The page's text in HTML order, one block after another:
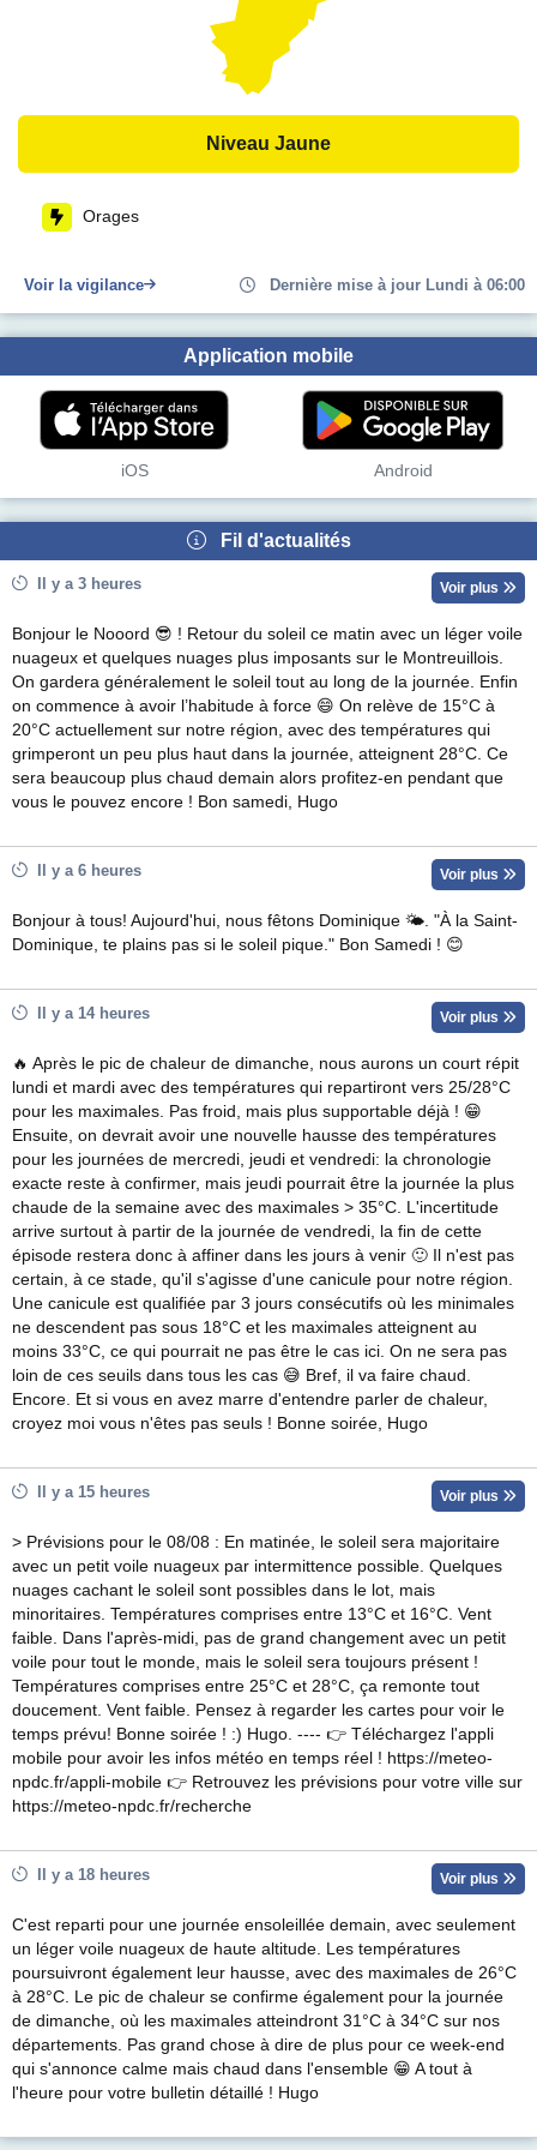
Niveau Jaune
Orages
Voir la vigilance Dernière mise à jour Lundi à 06:00
Application mobile
iOS Android
Fil d'actualités
Il y a 3 heures Voir plus
Bonjour le Nooord 😎 ! Retour du soleil ce matin avec un léger voile
nuageux et quelques nuages plus imposants sur le Montreuillois.
On gardera généralement le soleil tout au long de la journée. Enfin
on commence à avoir l’habitude à force 😄 On relève de 15°C à
20°C actuellement sur notre région, avec des températures qui
grimperont un peu plus haut dans la journée, atteignent 28°C. Ce
sera beaucoup plus chaud demain alors profitez-en pendant que
vous le pouvez encore ! Bon samedi, Hugo
Il y a 6 heures Voir plus
Bonjour à tous! Aujourd'hui, nous fêtons Dominique 🌤. "À la Saint-
Dominique, te plains pas si le soleil pique." Bon Samedi ! 😊
Il y a 14 heures Voir plus
🔥 Après le pic de chaleur de dimanche, nous aurons un court répit
lundi et mardi avec des températures qui repartiront vers 25/28°C
pour les maximales. Pas froid, mais plus supportable déjà ! 😁
Ensuite, on devrait avoir une nouvelle hausse des températures
pour les journées de mercredi, jeudi et vendredi: la chronologie
exacte reste à confirmer, mais jeudi pourrait être la journée la plus
chaude de la semaine avec des maximales > 35°C. L'incertitude
arrive surtout à partir de la journée de vendredi, la fin de cette
épisode restera donc à affiner dans les jours à venir 🙂 Il n'est pas
certain, à ce stade, qu'il s'agisse d'une canicule pour notre région.
Une canicule est qualifiée par 3 jours consécutifs où les minimales
ne descendent pas sous 18°C et les maximales atteignent au
moins 33°C, ce qui pourrait ne pas être le cas ici. On ne sera pas
loin de ces seuils dans tous les cas 😅 Bref, il va faire chaud.
Encore. Et si vous en avez marre d'entendre parler de chaleur,
croyez moi vous n'êtes pas seuls ! Bonne soirée, Hugo
Il y a 15 heures Voir plus
> Prévisions pour le 08/08 : En matinée, le soleil sera majoritaire
avec un petit voile nuageux par intermittence possible. Quelques
nuages cachant le soleil sont possibles dans le lot, mais
minoritaires. Températures comprises entre 13°C et 16°C. Vent
faible. Dans l'après-midi, pas de grand changement avec un petit
voile pour tout le monde, mais le soleil sera toujours présent !
Températures comprises entre 25°C et 28°C, ça remonte tout
doucement. Vent faible. Pensez à regarder les cartes pour voir le
temps prévu! Bonne soirée ! :) Hugo. ---- 👉 Téléchargez l'appli
mobile pour avoir les infos météo en temps réel ! https://meteo-
npdc.fr/appli-mobile 👉 Retrouvez les prévisions pour votre ville sur
https://meteo-npdc.fr/recherche
Il y a 18 heures Voir plus
C'est reparti pour une journée ensoleillée demain, avec seulement
un léger voile nuageux de haute altitude. Les températures
poursuivront également leur hausse, avec des maximales de 26°C
à 28°C. Le pic de chaleur se confirme également pour la journée
de dimanche, où les maximales atteindront 31°C à 34°C sur nos
départements. Pas grand chose à dire de plus pour ce week-end
qui s'annonce calme mais chaud dans l'ensemble 😁 A tout à
l'heure pour votre bulletin détaillé ! Hugo